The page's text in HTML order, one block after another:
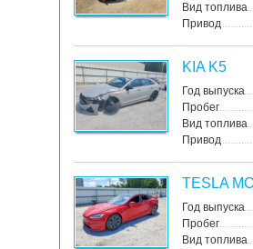
Вид топлива
Привод
KIA K5
Год выпуска
Пробег
Вид топлива
Привод
TESLA
Год выпуска
Пробег
Вид топлива